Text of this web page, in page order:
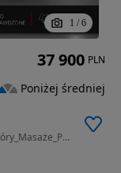
1 / 6
1997 cm3 • 180 KM • 2015r_FUL_2,0D_180KM_Skóry_Masaże_Panorama_Nawi_Kamera_Gwarancja_12m.
37 900 PLN
Poniżej średniej